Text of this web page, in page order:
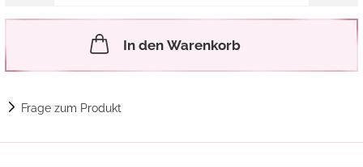
In den Warenkorb
Frage zum Produkt